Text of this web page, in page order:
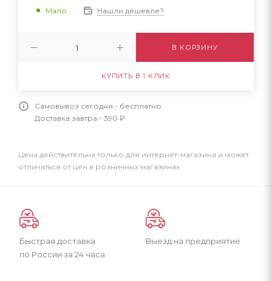
Мало Нашли дешевле?
В КОРЗИНУ
КУПИТЬ В 1 КЛИК
Самовывоз сегодня - бесплатно
Доставка завтра - 390 ₽
Цена действительна только для интернет-магазина и может
отличаться от цен в розничных магазинах
Быстрая доставка
по России за 24 часа
Выезд на предприятие